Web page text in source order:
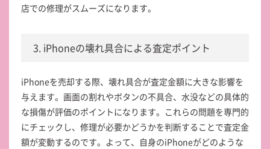
店での修理がスムーズになります。
3. iPhoneの壊れ具合による査定ポイント
iPhoneを売却する際、壊れ具合が査定金額に大きな影響を
与えます。画面の割れやボタンの不具合、水没などの具体的
な損傷が評価のポイントになります。これらの問題を専門的
にチェックし、修理が必要かどうかを判断することで査定金
額が変動するのです。よって、自身のiPhoneがどのような